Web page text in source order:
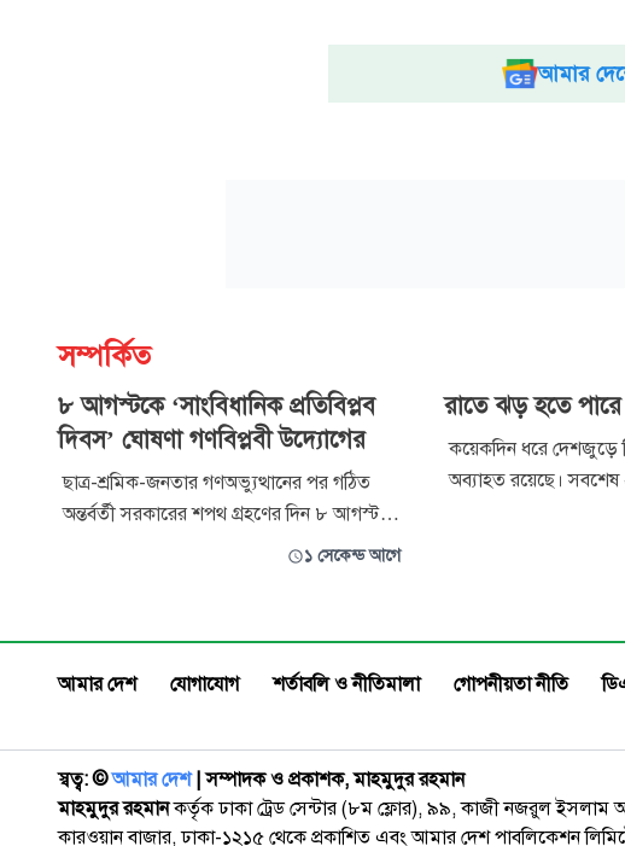
আমার
সম্পর্কিত
৮ আগস্টকে ‘সাংবিধানিক প্রতিবিপ্লব
দিবস’ ঘোষণা গণবিপ্লবী উদ্যোগের
ছাত্র-শ্রমিক-জনতার গণঅভ্যুত্থানের পর গঠিত
অন্তর্বর্তী সরকারের শপথ গ্রহণের দিন ৮ আগস্টকে
‘সাংবিধানিক প্রতিবিপ্লব দিবস’ হিসেবে ঘোষণা
ভেতরে সীমাবদ্ধ হয়ে পড়ার প্রতিবাদে এবং
অসমাপ্ত বৈপ্লবিক রূপান্তরের
১ সেকেন্ড আগে
রাতে ঝড় হতে
কয়েকদিন ধরে দেশজুড়ে
অব্যাহত রয়েছে।
সর্বোচ্চ ৬৭ মিলিমিটার
জানিয়েছে, শনিবার
আমার দেশ যোগাযোগ শর্তাবলি ও নীতিমালা গোপনীয়তা নীতি
স্বত্ব: ©️আমার দেশ| সম্পাদক ও প্রকাশক, মাহমুদুর রহমান
মাহমুদুর রহমানকর্তৃক ঢাকা ট্রেড সেন্টার (৮ম ফ্লোর), ৯৯, কাজী নজরুল ইসলাম
কারওয়ান বাজার, ঢাকা-১২১৫ থেকে প্রকাশিত এবং আমার দেশ পাবলিকেশন